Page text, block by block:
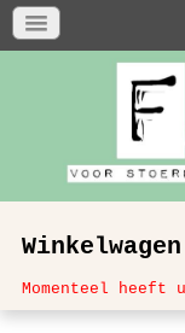
Winkelwagen
Momenteel heeft